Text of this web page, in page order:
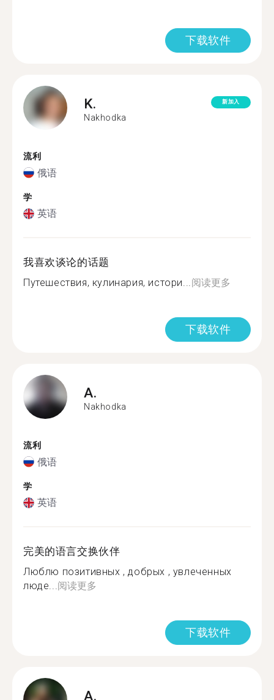
下载软件
K.
Nakhodka
新加入
流利
俄语
学
英语
我喜欢谈论的话题
Путешествия, кулинария, истори...阅读更多
下载软件
A.
Nakhodka
流利
俄语
学
英语
完美的语言交换伙伴
Люблю позитивных , добрых , увлеченных
люде...阅读更多
下载软件
A.